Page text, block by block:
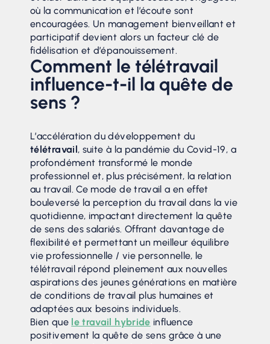
où la communication et l’écoute sont
encouragées. Un management bienveillant et
participatif devient alors un facteur clé de
fidélisation et d’épanouissement.
Comment le télétravail
influence-t-il la quête de
sens ?
L’accélération du développement du
télétravail, suite à la pandémie du Covid-19, a
profondément transformé le monde
professionnel et, plus précisément, la relation
au travail. Ce mode de travail a en effet
bouleversé la perception du travail dans la vie
quotidienne, impactant directement la quête
de sens des salariés. Offrant davantage de
flexibilité et permettant un meilleur équilibre
vie professionnelle / vie personnelle, le
télétravail répond pleinement aux nouvelles
aspirations des jeunes générations en matière
de conditions de travail plus humaines et
adaptées aux besoins individuels.
Bien que le travail hybride influence
positivement la quête de sens grâce à une